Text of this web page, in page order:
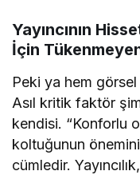
Yayıncının
İçin
Peki ya hem
Asıl kritik faktör
kendisi. “Konforlu
koltuğunun
cümledir.